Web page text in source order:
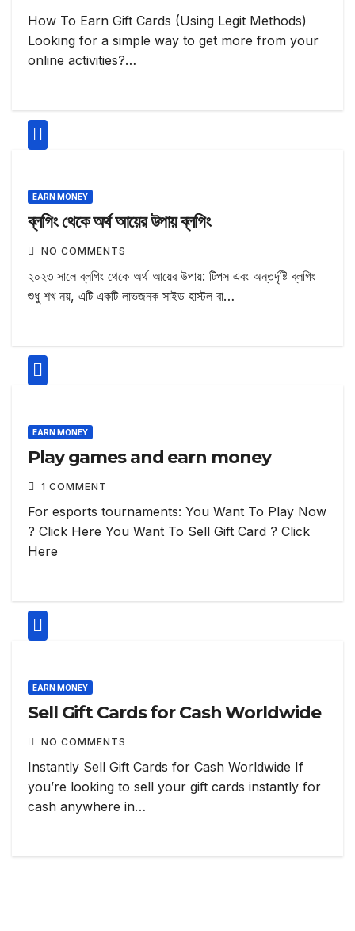
How To Earn Gift Cards (Using Legit Methods)
Looking for a simple way to get more from your
online activities?…
EARN MONEY
ব্লগিং থেকে অর্থ আয়ের উপায় ব্লগিং
NO COMMENTS
২০২৩ সালে ব্লগিং থেকে অর্থ আয়ের উপায়: টিপস এবং অন্তর্দৃষ্টি ব্লগিং
শুধু শখ নয়, এটি একটি লাভজনক সাইড হাস্টল বা…
EARN MONEY
Play games and earn money
1 COMMENT
For esports tournaments: You Want To Play Now
? Click Here You Want To Sell Gift Card ? Click
Here
EARN MONEY
Sell Gift Cards for Cash Worldwide
NO COMMENTS
Instantly Sell Gift Cards for Cash Worldwide If
you’re looking to sell your gift cards instantly for
cash anywhere in…